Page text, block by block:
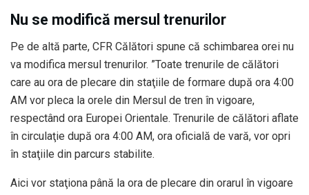
Nu se modifică mersul trenurilor
Pe de altă parte, CFR Călători spune că schimbarea orei nu
va modifica mersul trenurilor. ”Toate trenurile de călători
care au ora de plecare din staţiile de formare după ora 4:00
AM vor pleca la orele din Mersul de tren în vigoare,
respectând ora Europei Orientale. Trenurile de călători aflate
în circulaţie după ora 4:00 AM, ora oficială de vară, vor opri
în staţiile din parcurs stabilite.
Aici vor staţiona până la ora de plecare din orarul în vigoare